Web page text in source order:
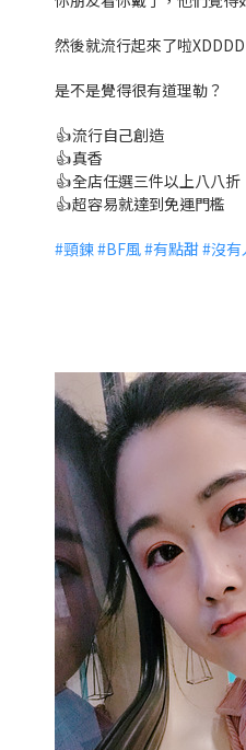
然後就流行起來了啦XDDDD
是不是覺得很有道理勒？
👍流行自己創造
👍真香
👍全店任選三件以上八八折
👍超容易就達到免運門檻
#頸鍊#BF風#有點甜#沒有